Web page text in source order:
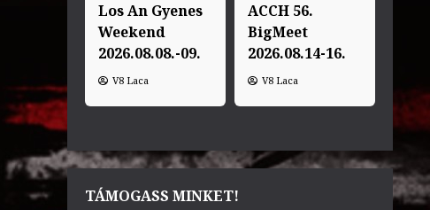
Los An Gyenes
Weekend
2026.08.08.-09.
V8 Laca
ACCH 56.
BigMeet
2026.08.14-16.
V8 Laca
TÁMOGASS MINKET!